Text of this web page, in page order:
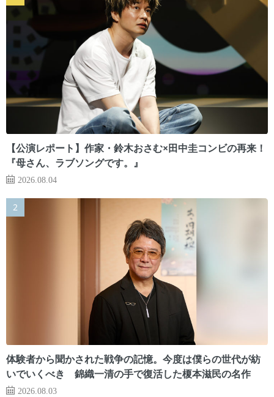
【公演レポート】作家・鈴木おさむ×田中圭コンビの再来！
『母さん、ラブソングです。』
2026.08.04
体験者から聞かされた戦争の記憶。今度は僕らの世代が紡
いでいくべき 錦織一清の手で復活した榎本滋民の名作
2026.08.03